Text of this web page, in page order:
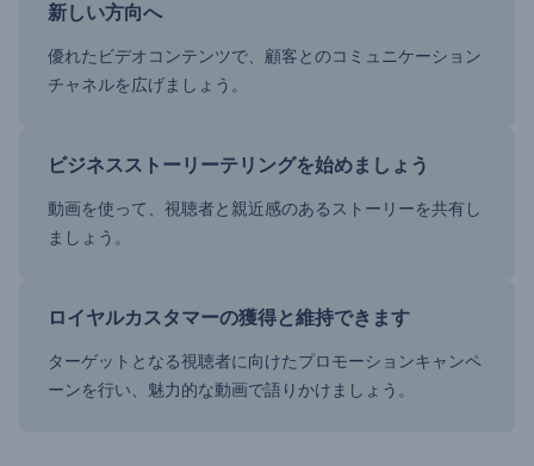
新しい方向へ
優れたビデオコンテンツで、顧客とのコミュニケーション
チャネルを広げましょう。
ビジネスストーリーテリングを始めましょう
動画を使って、視聴者と親近感のあるストーリーを共有し
ましょう。
ロイヤルカスタマーの獲得と維持できます
ターゲットとなる視聴者に向けたプロモーションキャンペ
ーンを行い、魅力的な動画で語りかけましょう。